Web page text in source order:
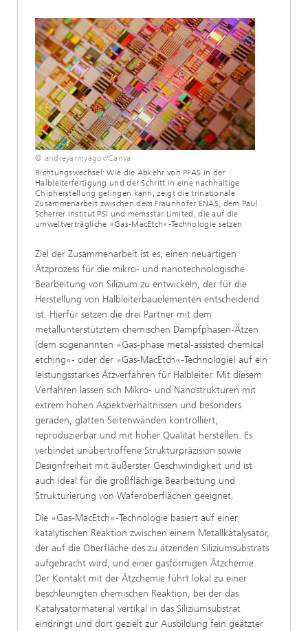
© andreyarmyagov/Canva
Richtungswechsel: Wie die Abkehr von PFAS in der
Halbleiterfertigung und der Schritt in eine nachhaltige
Chipherstellung gelingen kann, zeigt die trinationale
Zusammenarbeit zwischen dem Fraunhofer ENAS, dem Paul
Scherrer Institut PSI und memsstar Limited, die auf die
umweltverträgliche »Gas-MacEtch«-Technologie setzen
Ziel der Zusammenarbeit ist es, einen neuartigen
Ätzprozess für die mikro- und nanotechnologische
Bearbeitung von Silizium zu entwickeln, der für die
Herstellung von Halbleiterbauelementen entscheidend
ist. Hierfür setzen die drei Partner mit dem
metallunterstütztem chemischen Dampfphasen-Ätzen
(dem sogenannten »Gas-phase metal-assisted chemical
etching«- oder der »Gas-MacEtch«-Technologie) auf ein
leistungsstarkes Ätzverfahren für Halbleiter. Mit diesem
Verfahren lassen sich Mikro- und Nanostrukturen mit
extrem hohen Aspektverhältnissen und besonders
geraden, glatten Seitenwänden kontrolliert,
reproduzierbar und mit hoher Qualität herstellen. Es
verbindet unübertroffene Strukturpräzision sowie
Designfreiheit mit äußerster Geschwindigkeit und ist
auch ideal für die großflächige Bearbeitung und
Strukturierung von Waferoberflächen geeignet.
Die »Gas-MacEtch«-Technologie basiert auf einer
katalytischen Reaktion zwischen einem Metallkatalysator,
der auf die Oberfläche des zu ätzenden Siliziumsubstrats
aufgebracht wird, und einer gasförmigen Ätzchemie.
Der Kontakt mit der Ätzchemie führt lokal zu einer
beschleunigten chemischen Reaktion, bei der das
Katalysatormaterial vertikal in das Siliziumsubstrat
eindringt und dort gezielt zur Ausbildung fein geätzter